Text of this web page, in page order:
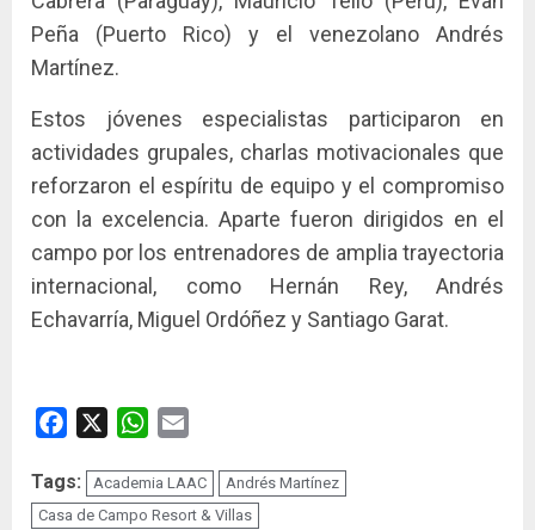
Peña (Puerto Rico) y el venezolano Andrés
Martínez.
Estos jóvenes especialistas participaron en
actividades grupales, charlas motivacionales que
reforzaron el espíritu de equipo y el compromiso
con la excelencia. Aparte fueron dirigidos en el
campo por los entrenadores de amplia trayectoria
internacional, como Hernán Rey, Andrés
Echavarría, Miguel Ordóñez y Santiago Garat.
Facebook WhatsApp
Tags: Academia LAAC
Andrés Martínez
Casa de Campo Resort & Villas